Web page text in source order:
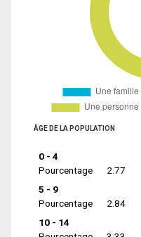
ÂGE DE LA POPULATION
0 - 4
Pourcentage
2.77
5 - 9
Pourcentage
2.84
10 - 14